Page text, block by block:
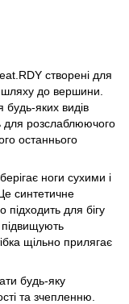
створені для
до вершини.
будь-яких видів
для розслаблюючого
останнього
ноги сухими і
синтетичне
для бігу
підвищують
щільно прилягає
будь-яку
та зчепленню.